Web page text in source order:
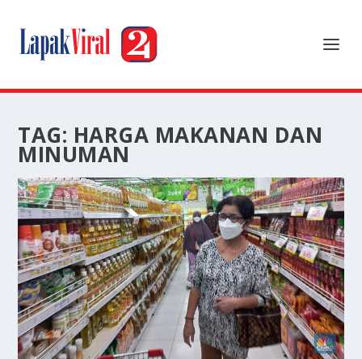
TAG: HARGA MAKANAN DAN
MINUMAN